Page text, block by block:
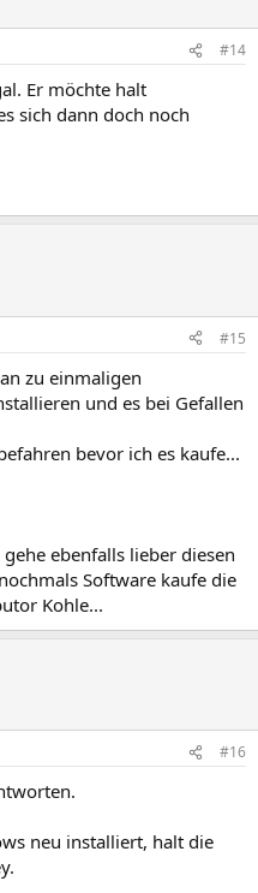
#14
Er möchte halt
sich dann doch noch
#15
zu einmaligen
und es bei Gefallen
bevor ich es kaufe...
ebenfalls lieber diesen
Software kaufe die
Kohle...
#16
neu installiert, halt die